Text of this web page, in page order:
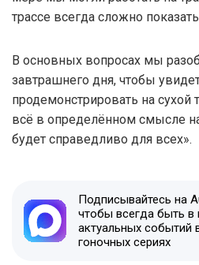
трассе всегда сложно
В основных вопросах мы
завтрашнего дня, чтобы
продемонстрировать на сухой
всё в определённом смысле
будет справедливо для всех».
Подписывайтесь на
чтобы всегда быть в
актуальных событий
гоночных сериях